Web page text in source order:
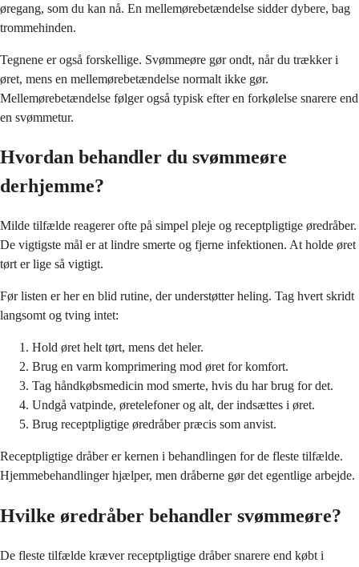
øregang, som du kan nå. En mellemørebetændelse sidder dybere, bag
trommehinden.
Tegnene er også forskellige. Svømmeøre gør ondt, når du trækker i
øret, mens en mellemørebetændelse normalt ikke gør.
Mellemørebetændelse følger også typisk efter en forkølelse snarere end
en svømmetur.
Hvordan behandler du svømmeøre
derhjemme?
Milde tilfælde reagerer ofte på simpel pleje og receptpligtige øredråber.
De vigtigste mål er at lindre smerte og fjerne infektionen. At holde øret
tørt er lige så vigtigt.
Før listen er her en blid rutine, der understøtter heling. Tag hvert skridt
langsomt og tving intet:
Hold øret helt tørt, mens det heler.
Brug en varm komprimering mod øret for komfort.
Tag håndkøbsmedicin mod smerte, hvis du har brug for det.
Undgå vatpinde, øretelefoner og alt, der indsættes i øret.
Brug receptpligtige øredråber præcis som anvist.
Receptpligtige dråber er kernen i behandlingen for de fleste tilfælde.
Hjemmebehandlinger hjælper, men dråberne gør det egentlige arbejde.
Hvilke øredråber behandler svømmeøre?
De fleste tilfælde kræver receptpligtige dråber snarere end købt i